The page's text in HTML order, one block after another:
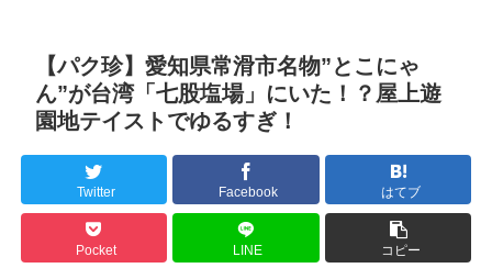
【パク珍】愛知県常滑市名物”とこにゃ
ん”が台湾「七股塩場」にいた！？屋上遊
園地テイストでゆるすぎ！
Twitter Facebook はてブ
Pocket LINE コピー